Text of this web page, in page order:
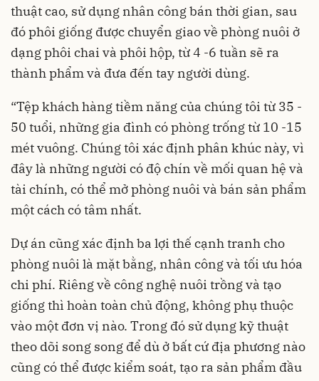
thuật cao, sử dụng nhân công bán thời gian, sau
đó phôi giống được chuyển giao về phòng nuôi ở
dạng phôi chai và phôi hộp, từ 4 -6 tuần sẽ ra
thành phẩm và đưa đến tay người dùng.
“Tệp khách hàng tiềm năng của chúng tôi từ 35 -
50 tuổi, những gia đình có phòng trống từ 10 -15
mét vuông. Chúng tôi xác định phân khúc này, vì
đây là những người có độ chín về mối quan hệ và
tài chính, có thể mở phòng nuôi và bán sản phẩm
một cách có tâm nhất.
Dự án cũng xác định ba lợi thế cạnh tranh cho
phòng nuôi là mặt bằng, nhân công và tối ưu hóa
chi phí. Riêng về công nghệ nuôi trồng và tạo
giống thì hoàn toàn chủ động, không phụ thuộc
vào một đơn vị nào. Trong đó sử dụng kỹ thuật
theo dõi song song để dù ở bất cứ địa phương nào
cũng có thể được kiểm soát, tạo ra sản phẩm đầu